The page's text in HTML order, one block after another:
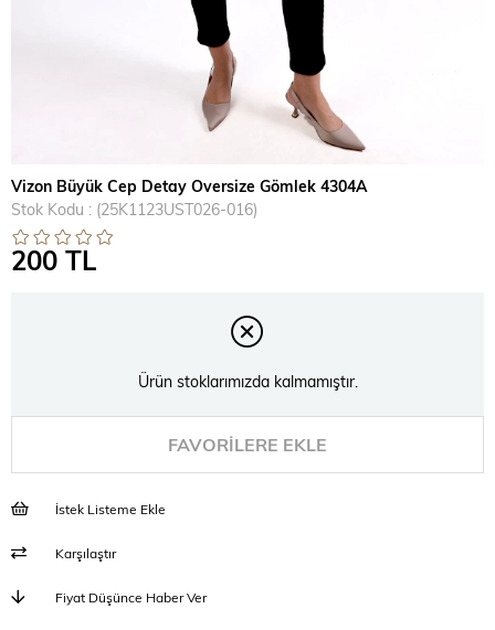
Vizon Büyük Cep Detay Oversize Gömlek 4304A
Stok Kodu
(25K1123UST026-016)
200 TL
Ürün stoklarımızda kalmamıştır.
FAVORILERE EKLE
İstek Listeme Ekle
Karşılaştır
Fiyat Düşünce Haber Ver